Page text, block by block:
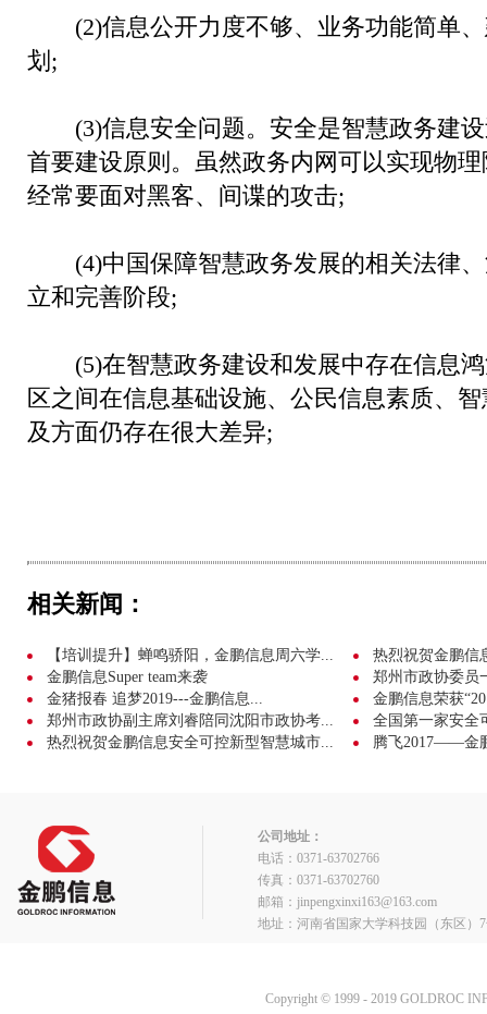
(2)信息公开力度不够、业务功能简单、
划;
(3)信息安全问题。安全是智慧政务建设
首要建设原则。虽然政务内网可以实现物
经常要面对黑客、间谍的攻击;
(4)中国保障智慧政务发展的相关法律、
立和完善阶段;
(5)在智慧政务建设和发展中存在信息鸿
区之间在信息基础设施、公民信息素质、
及方面仍存在很大差异;
相关新闻：
【培训提升】蝉鸣骄阳，金鹏信息周六学...
热烈祝贺金鹏信
金鹏信息Super team来袭
郑州市政协委员
金猪报春 追梦2019---金鹏信息...
金鹏信息荣获
郑州市政协副主席刘睿陪同沈阳市政协考...
全国第一家安全
热烈祝贺金鹏信息安全可控新型智慧城市...
腾飞2017——金
公司地址：
电话：0371-63702766
传真：0371-63702760
邮箱：jinpengxinxi163@163.com
地址：河南省国家大学科技园（东区）
Copyright © 1999 - 2019 GOLDROC